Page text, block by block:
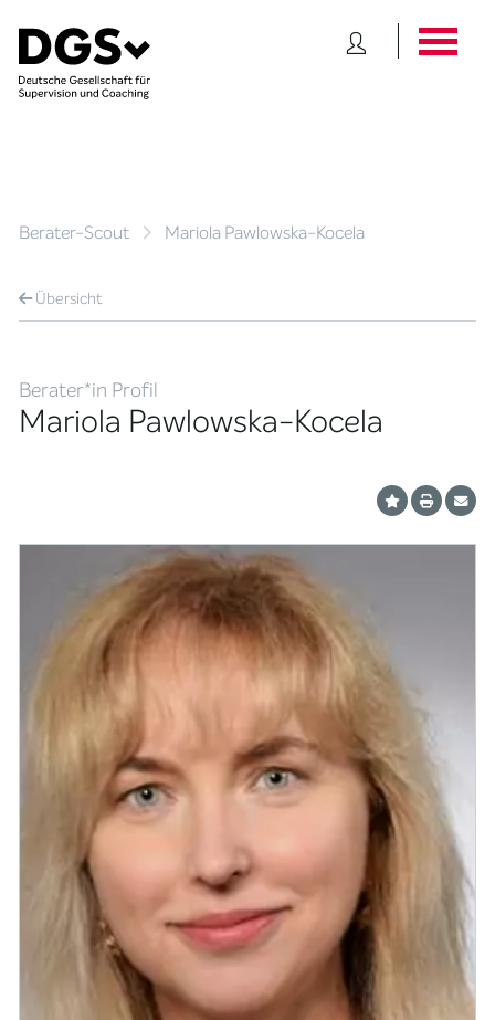
Berater-Scout Mariola Pawlowska-Kocela
Übersicht
Berater*in Profil
Mariola Pawlowska-Kocela